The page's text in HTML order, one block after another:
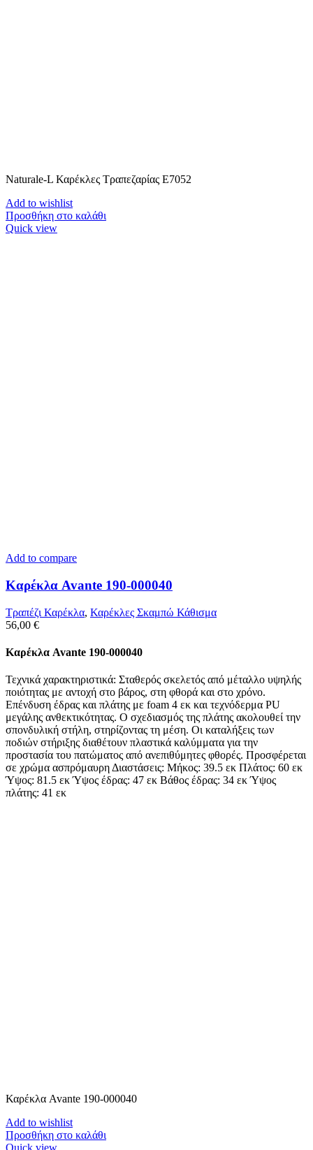
Naturale-L Καρέκλες Τραπεζαρίας E7052
Add to wishlist
Προσθήκη στο καλάθι
Quick view
Add to compare
Καρέκλα Avante 190-000040
Τραπέζι Καρέκλα, Καρέκλες Σκαμπώ Κάθισμα
56,00 €
Καρέκλα Avante 190-000040
Τεχνικά χαρακτηριστικά: Σταθερός σκελετός από μέταλλο υψηλής
ποιότητας με αντοχή στο βάρος, στη φθορά και στο χρόνο.
Επένδυση έδρας και πλάτης με foam 4 εκ και τεχνόδερμα PU
μεγάλης ανθεκτικότητας. Ο σχεδιασμός της πλάτης ακολουθεί την
σπονδυλική στήλη, στηρίζοντας τη μέση. Οι καταλήξεις των
ποδιών στήριξης διαθέτουν πλαστικά καλύμματα για την
προστασία του πατώματος από ανεπιθύμητες φθορές. Προσφέρεται
σε χρώμα ασπρόμαυρη Διαστάσεις: Μήκος: 39.5 εκ Πλάτος: 60 εκ
Ύψος: 81.5 εκ Ύψος έδρας: 47 εκ Βάθος έδρας: 34 εκ Ύψος
πλάτης: 41 εκ
Καρέκλα Avante 190-000040
Add to wishlist
Προσθήκη στο καλάθι